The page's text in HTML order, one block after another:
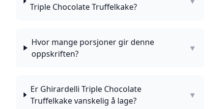
Triple Chocolate Truffelkake?
Hvor mange porsjoner gir denne
oppskriften?
▼
Er Ghirardelli Triple Chocolate
Truffelkake vanskelig å lage?
▼